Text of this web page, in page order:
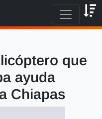
que
ayuda
Chiapas